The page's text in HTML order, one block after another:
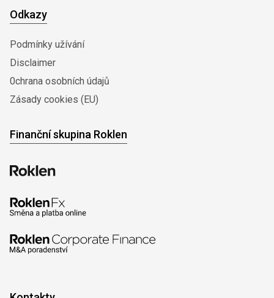
Odkazy
Podmínky užívání
Disclaimer
0chrana osobních údajů
Zásady cookies (EU)
Finanční skupina Roklen